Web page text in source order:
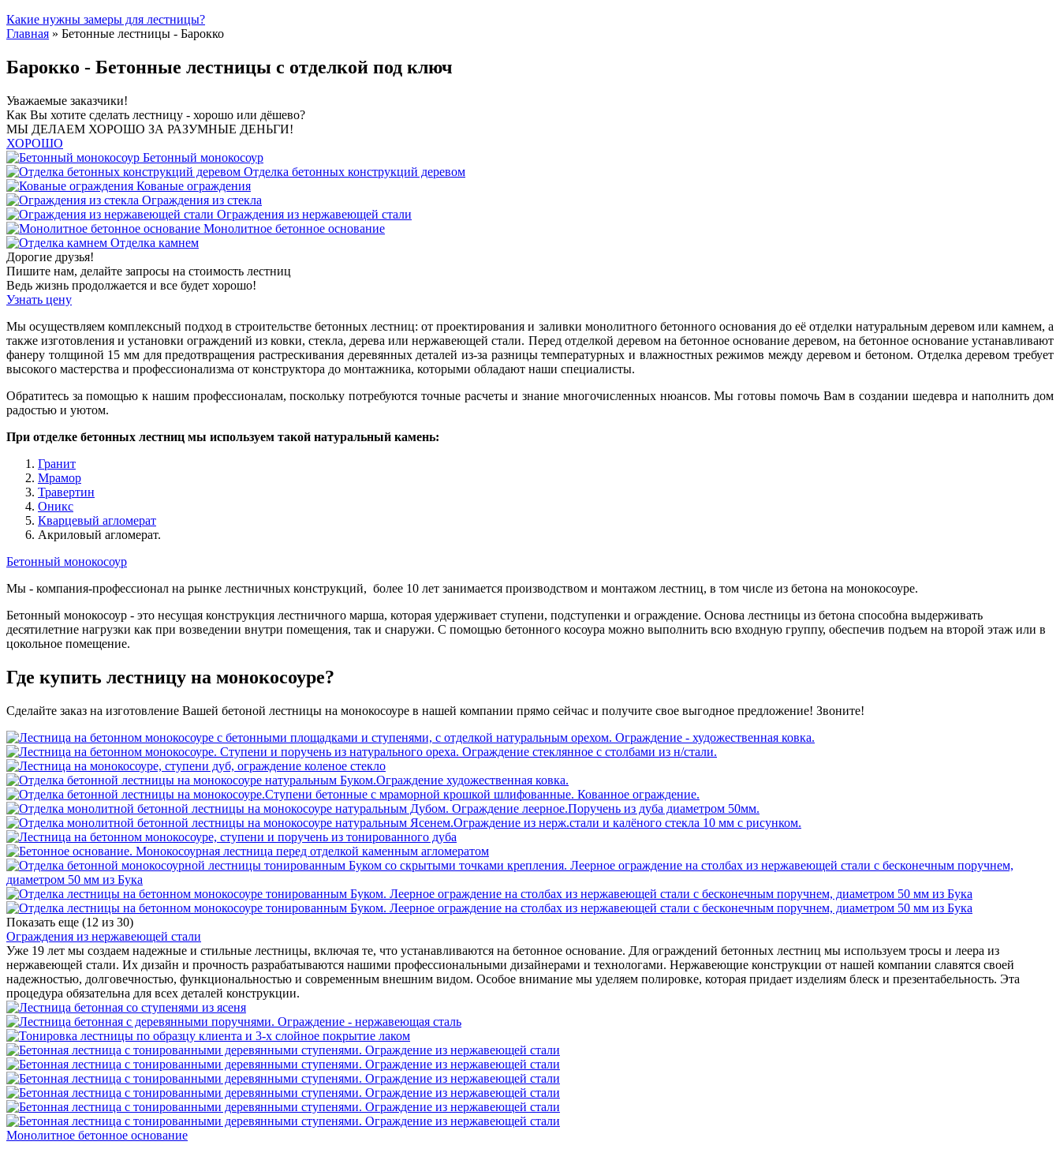
Какие нужны замеры для лестницы?
Главная » Бетонные лестницы - Барокко
Барокко - Бетонные лестницы с отделкой под ключ
Уважаемые заказчики!
Как Вы хотите сделать лестницу - хорошо или дёшево?
МЫ ДЕЛАЕМ ХОРОШО ЗА РАЗУМНЫЕ ДЕНЬГИ!
ХОРОШО
Бетонный монокосоур
Отделка бетонных конструкций деревом
Кованые ограждения
Ограждения из стекла
Ограждения из нержавеющей стали
Монолитное бетонное основание
Отделка камнем
Дорогие друзья!
Пишите нам, делайте запросы на стоимость лестниц
Ведь жизнь продолжается и все будет хорошо!
Узнать цену
Мы осуществляем комплексный подход в строительстве бетонных лестниц: от проектирования и заливки монолитного бетонного основания до её отделки натуральным деревом или камнем, а
также изготовления и установки ограждений из ковки, стекла, дерева или нержавеющей стали. Перед отделкой деревом на бетонное основание деревом, на бетонное основание устанавливают
фанеру толщиной 15 мм для предотвращения растрескивания деревянных деталей из-за разницы температурных и влажностных режимов между деревом и бетоном. Отделка деревом требует
высокого мастерства и профессионализма от конструктора до монтажника, которыми обладают наши специалисты.
Обратитесь за помощью к нашим профессионалам, поскольку потребуются точные расчеты и знание многочисленных нюансов. Мы готовы помочь Вам в создании шедевра и наполнить дом
радостью и уютом.
При отделке бетонных лестниц мы используем такой натуральный камень:
Гранит
Мрамор
Травертин
Оникс
Кварцевый агломерат
Акриловый агломерат.
Бетонный монокосоур
Мы - компания-профессионал на рынке лестничных конструкций, более 10 лет занимается производством и монтажом лестниц, в том числе из бетона на монокосоуре.
Бетонный монокосоур - это несущая конструкция лестничного марша, которая удерживает ступени, подступенки и ограждение. Основа лестницы из бетона способна выдерживать
десятилетние нагрузки как при возведении внутри помещения, так и снаружи. С помощью бетонного косоура можно выполнить всю входную группу, обеспечив подъем на второй этаж или в
цокольное помещение.
Где купить лестницу на монокосоуре?
Сделайте заказ на изготовление Вашей бетоной лестницы на монокосоуре в нашей компании прямо сейчас и получите свое выгодное предложение! Звоните!
Показать еще (12 из 30)
Ограждения из нержавеющей стали
Уже 19 лет мы создаем надежные и стильные лестницы, включая те, что устанавливаются на бетонное основание. Для ограждений бетонных лестниц мы используем тросы и леера из
нержавеющей стали. Их дизайн и прочность разрабатываются нашими профессиональными дизайнерами и технологами. Нержавеющие конструкции от нашей компании славятся своей
надежностью, долговечностью, функциональностью и современным внешним видом. Особое внимание мы уделяем полировке, которая придает изделиям блеск и презентабельность. Эта
процедура обязательна для всех деталей конструкции.
Монолитное бетонное основание